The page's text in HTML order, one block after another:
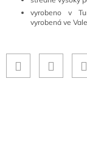
vyrobeno v
vyrobená ve